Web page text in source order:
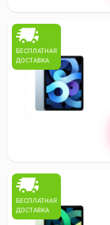
БЕСПЛАТНАЯ
ДОСТАВКА
БЕСПЛАТНАЯ
ДОСТАВКА